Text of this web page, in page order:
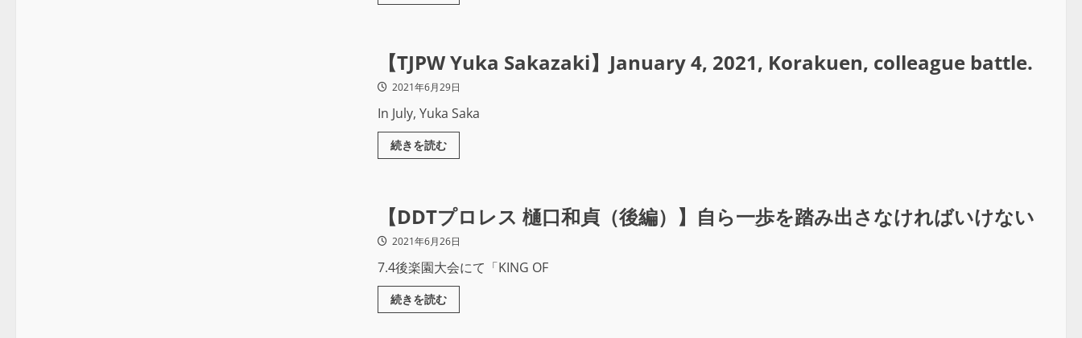
【TJPW Yuka Sakazaki】January 4, 2021, Korakuen, colleague battle.
2021年6月29日
In July, Yuka Saka
続きを読む
【DDTプロレス 樋口和貞（後編）】自ら一歩を踏み出さなければいけない
2021年6月26日
7.4後楽園大会にて「KING OF
続きを読む